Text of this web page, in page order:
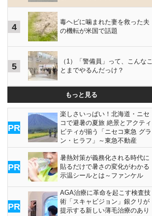
4
毒ヘビに噛まれた妻を救った夫
の機転が米国で話題
5
（1）「警備員」って、こんなこ
とまでやるんだっけ？
もっと見る
PR
楽しさいっぱい！北海道・ニセ
コで避暑の夏旅 絶景とアクティ
ビティが揃う「ニセコ東急 グラ
ン・ヒラフ」～東急不動産
PR
暑熱対策が義務化される時代に
貼るだけで暑さの変化がわかる
示温シールとは～ファンケル
PR
AGA治療に革命を起こす検査技
術「スキャビジョン」銀クリが
提示する新しい薄毛治療のあり